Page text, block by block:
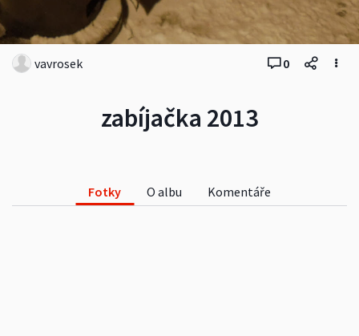
zabíjačka 2013
vavrosek 0
Fotky O albu Komentáře